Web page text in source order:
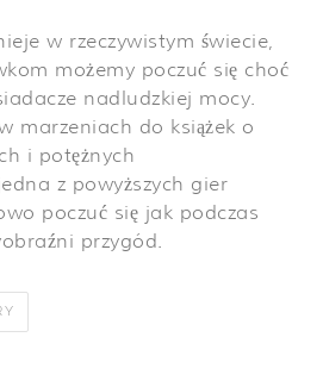
w rzeczywistym świecie,
możemy poczuć się choć
nadludzkiej mocy.
marzeniach do książek o
i potężnych
z powyższych gier
poczuć się jak podczas
przygód.